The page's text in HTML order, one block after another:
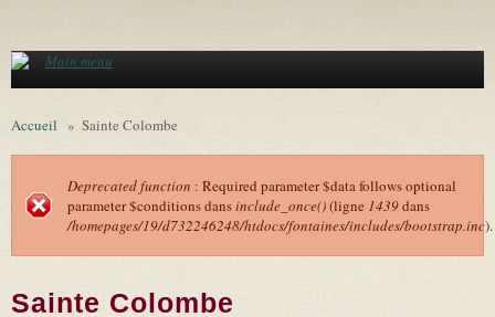
Main menu
Accueil » Sainte Colombe
Message d'erreur
Deprecated function : Required parameter $data follows optional
parameter $conditions dansinclude_once()(ligne 1439dans
/homepages/19/d732246248/htdocs/fontaines/includes/bootstrap.inc).
Sainte Colombe